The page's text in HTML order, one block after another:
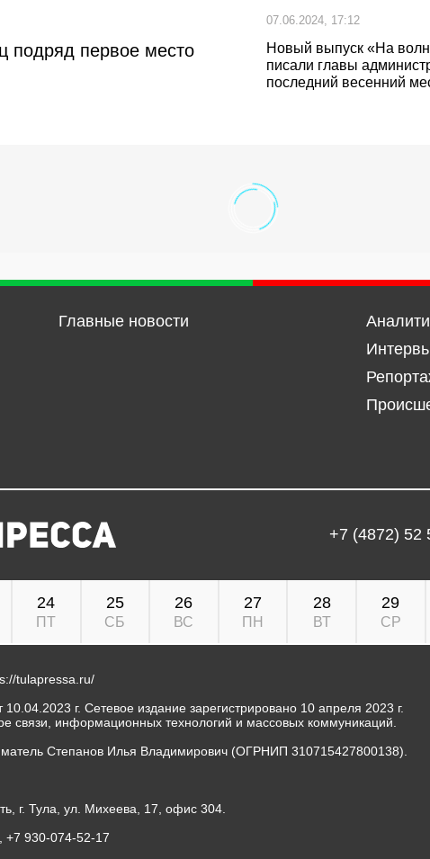
подряд первое место
07.06.2024, 17:12
Новый выпуск «На
писали главы
последний весенний
Главные новости
+7 (4872) 52
24
ПТ
25
СБ
26
ВС
27
ПН
28
ВТ
29
СР
tulapressa.ru/
г. Сетевое издание зарегистрировано 10 апреля 2023 г.
связи, информационных технологий и массовых коммуникаций.
Степанов Илья Владимирович (ОГРНИП 310715427800138).
г. Тула, ул. Михеева, 17, офис 304.
+7 930-074-52-17